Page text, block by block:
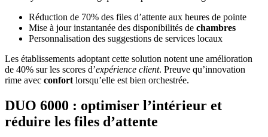
Réduction de 70% des files d’attente aux heures de pointe
Mise à jour instantanée des disponibilités de chambres
Personnalisation des suggestions de services locaux
Les établissements adoptant cette solution notent une amélioration
de 40% sur les scores d’expérience client. Preuve qu’innovation
rime avec confort lorsqu’elle est bien orchestrée.
DUO 6000 : optimiser l’intérieur et
réduire les files d’attente